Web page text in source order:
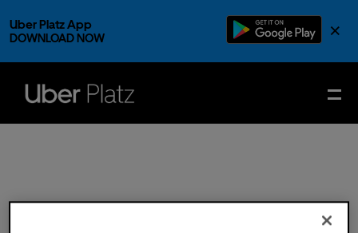
×
Uber Platz App
DOWNLOAD NOW